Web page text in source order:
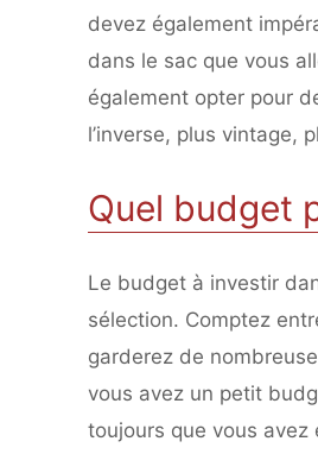
devez également
dans le sac que vous
également opter pour
l’inverse, plus vintage,
Quel budget
Le budget à investir
sélection. Comptez
garderez de
vous avez un petit
toujours que vous